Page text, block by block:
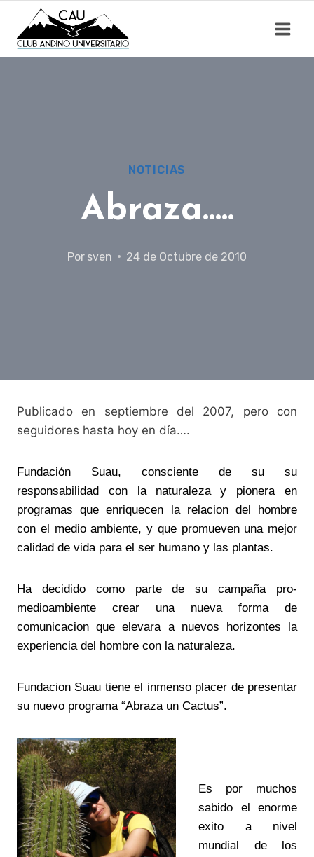
contenido
NOTICIAS
Abraza…..
Por sven 24 de Octubre de 2010
Publicado en septiembre del 2007, pero con
seguidores hasta hoy en día….
Fundación Suau, consciente de su su
responsabilidad con la naturaleza y pionera en
programas que enriquecen la relacion del hombre
con el medio ambiente, y que promueven una mejor
calidad de vida para el ser humano y las plantas.
Ha decidido como parte de su campaña pro-
medioambiente crear una nueva forma de
comunicacion que elevara a nuevos horizontes la
experiencia del hombre con la naturaleza.
Fundacion Suau tiene el inmenso placer de presentar
su nuevo programa “Abraza un Cactus”.
Es por muchos
sabido el enorme
exito a nivel
mundial de los